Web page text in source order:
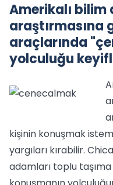
Amerikalı bilim
araştırmasına
araçlarında
yolculuğu
kişinin konuşmak
yargıları kırabilir.
adamları toplu